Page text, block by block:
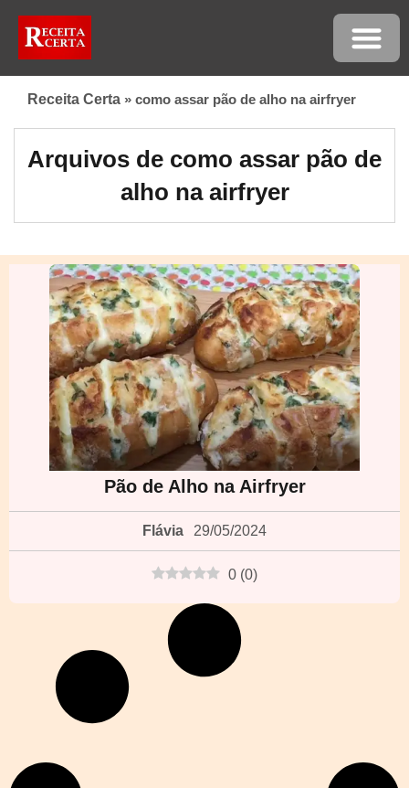
Receita Certa » como assar pão de alho na airfryer
Arquivos de como assar pão de
alho na airfryer
Pão de Alho na Airfryer
Flávia 29/05/2024
0 (0)